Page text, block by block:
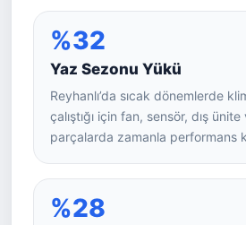
%32
Yaz Sezonu Yükü
Reyhanlı’da sıcak dönemlerde
çalıştığı için fan, sensör, dış
parçalarda zamanla performans
%28